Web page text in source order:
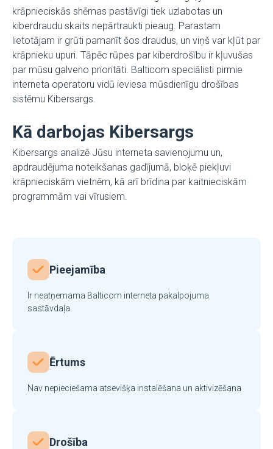
krāpnieciskās shēmas pastāvīgi tiek uzlabotas un
kiberdraudu skaits nepārtraukti pieaug. Parastam
lietotājam ir grūti pamanīt šos draudus, un viņš var kļūt par
krāpnieku upuri. Tāpēc rūpes par kiberdrošību ir kļuvušas
par mūsu galveno prioritāti. Balticom speciālisti pirmie
interneta operatoru vidū ieviesa mūsdienīgu drošības
sistēmu Kibersargs.
Kā darbojas Kibersargs
Kibersargs analizē Jūsu interneta savienojumu un,
apdraudējuma noteikšanas gadījumā, bloķē piekļuvi
krāpnieciskām vietnēm, kā arī brīdina par kaitnieciskām
programmām vai vīrusiem.
Pieejamība
Ir neatņemama Balticom interneta pakalpojuma
sastāvdaļa
Ērtums
Nav nepieciešama atsevišķa instalēšana un aktivizēšana
Drošība